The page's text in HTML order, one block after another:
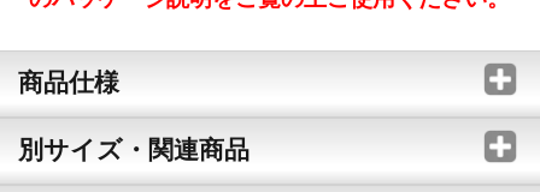
商品仕様
別サイズ・関連商品